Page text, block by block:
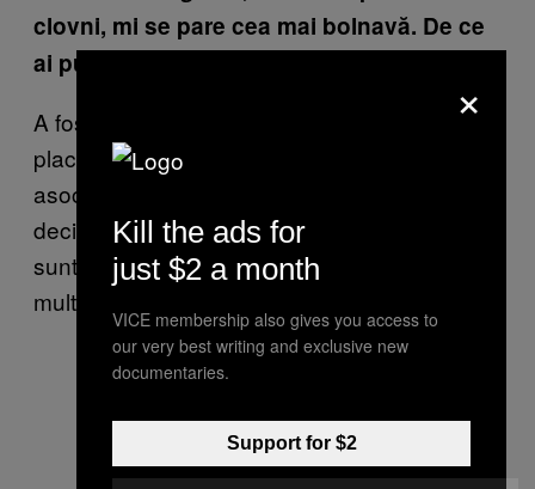
clovni, mi se pare cea mai bolnavă. De ce
ai pus-o deasupra cinemaului?
A fost o decizie luată la faţa locului, dar îmi
place cum s-au potrivit. În New York lumea îi
asocia cu duşmanul lui Batman, The Joker,
deci au aşa un iz de film. De asemene,a ele
sunt făcute din panouri publicitare reciclate şi
multe dintre ele erau pentru filme.
×
Kill the ads for
just $2 a month
VICE membership also gives you access to
our very best writing and exclusive new
documentaries.
Support for $2